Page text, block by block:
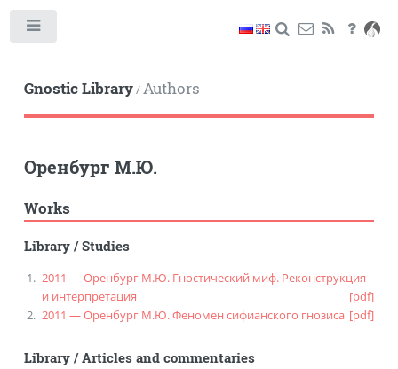
Gnostic Library/Authors
Оренбург М.Ю.
Works
Library/Studies
2011 — Оренбург М.Ю. Гностический миф. Реконструкция
и интерпретация
[pdf]
2011 — Оренбург М.Ю. Феномен сифианского гнозиса [pdf]
Library/Articles and commentaries